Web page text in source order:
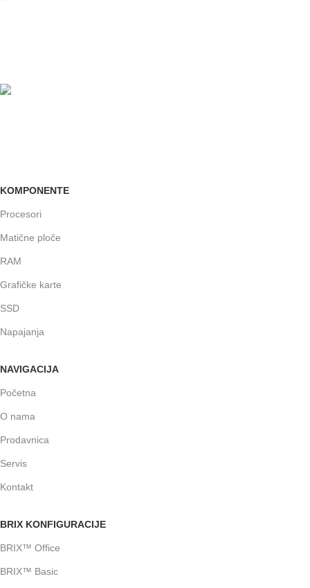
KOMPONENTE
Procesori
Matične ploče
RAM
Grafičke karte
SSD
Napajanja
NAVIGACIJA
Početna
O nama
Prodavnica
Servis
Kontakt
BRIX KONFIGURACIJE
BRIX™ Office
BRIX™ Basic